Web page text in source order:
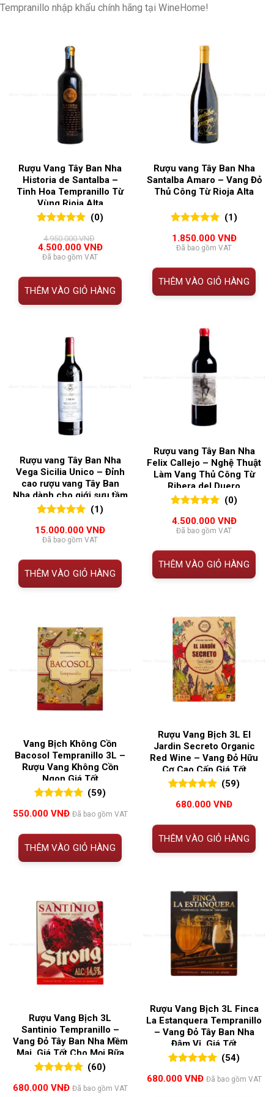
Tempranillo nhập khẩu chính hãng tại WineHome!
Rượu Vang Tây Ban Nha
Historia de Santalba –
Tinh Hoa Tempranillo Từ
Vùng Rioja Alta
đánh giá
(0)
4.950.000VNĐ
Giá
gốc
4.950.000 VNĐ.
4.500.000 VNĐGiá
là:
4.500.000 VNĐ.
Đã bao gồm VAT
THÊM VÀO GIỎ HÀNG
Rượu vang Tây Ban Nha
Santalba Amaro – Vang Đỏ
Thủ Công Từ Rioja Alta
đánh giá
(1)
1.850.000 VNĐ
Đã bao gồm VAT
THÊM VÀO GIỎ HÀNG
Rượu vang Tây Ban Nha
Felix Callejo – Nghệ Thuật
Làm Vang Thủ Công Từ
Ribera del Duero
đánh giá
(0)
4.500.000 VNĐ
Đã bao gồm VAT
THÊM VÀO GIỎ HÀNG
Rượu vang Tây Ban Nha
Vega Sicilia Unico – Đỉnh
cao rượu vang Tây Ban
Nha dành cho giới sưu tầm
đánh giá
(1)
15.000.000 VNĐ
Đã bao gồm VAT
THÊM VÀO GIỎ HÀNG
Rượu Vang Bịch 3L El
Jardin Secreto Organic
Red Wine – Vang Đỏ Hữu
Cơ Cao Cấp Giá Tốt
đánh giá
(59)
680.000 VNĐ
THÊM VÀO GIỎ HÀNG
Vang Bịch Không Cồn
Bacosol Tempranillo 3L –
Rượu Vang Không Cồn
Ngon Giá Tốt
đánh giá
(59)
550.000 VNĐ Đã bao gồm VAT
THÊM VÀO GIỎ HÀNG
Rượu Vang Bịch 3L Finca
La Estanquera Tempranillo
– Vang Đỏ Tây Ban Nha
Đậm Vị, Giá Tốt
đánh giá
(54)
680.000 VNĐ Đã bao gồm VAT
Rượu Vang Bịch 3L
Santinio Tempranillo –
Vang Đỏ Tây Ban Nha Mềm
Mại, Giá Tốt Cho Mọi Bữa
Tiệc
đánh giá
(60)
680.000 VNĐ Đã bao gồm VAT